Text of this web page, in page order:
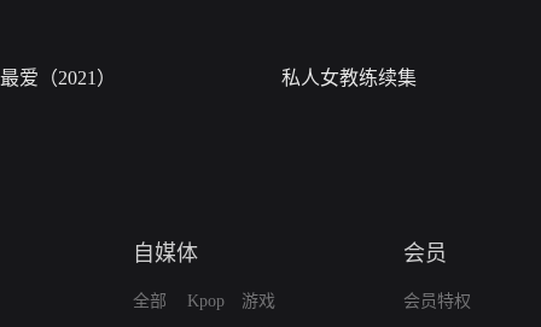
最爱（2021） 私人女教练续集
自媒体
全部
Kpop
游戏
会员
会员特权